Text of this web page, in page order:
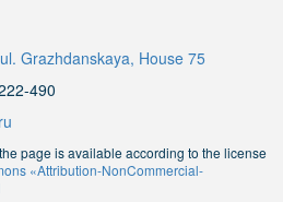
Grazhdanskaya, House 75
490
page is available according to the license
«Attribution-NonCommercial-